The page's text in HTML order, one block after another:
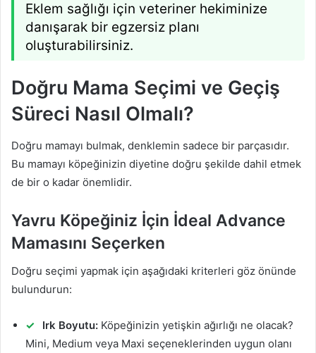
Eklem sağlığı için veteriner hekiminize
danışarak bir egzersiz planı
oluşturabilirsiniz.
Doğru Mama Seçimi ve Geçiş
Süreci Nasıl Olmalı?
Doğru mamayı bulmak, denklemin sadece bir parçasıdır.
Bu mamayı köpeğinizin diyetine doğru şekilde dahil etmek
de bir o kadar önemlidir.
Yavru Köpeğiniz İçin İdeal Advance
Mamasını Seçerken
Doğru seçimi yapmak için aşağıdaki kriterleri göz önünde
bulundurun:
Irk Boyutu: Köpeğinizin yetişkin ağırlığı ne olacak?
Mini, Medium veya Maxi seçeneklerinden uygun olanı